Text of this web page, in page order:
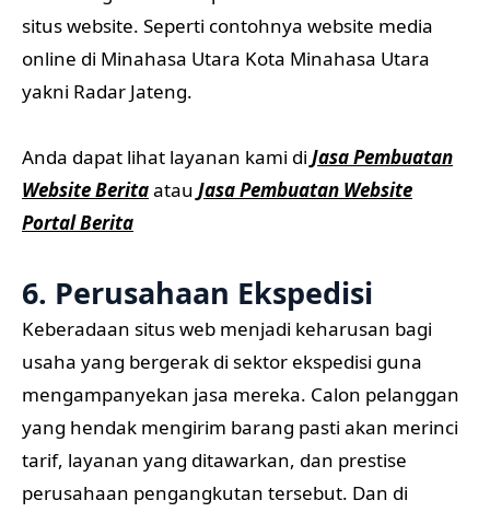
situs website. Seperti contohnya website media
online di Minahasa Utara Kota Minahasa Utara
yakni Radar Jateng.
Anda dapat lihat layanan kami di Jasa Pembuatan
Website Beritaatau Jasa Pembuatan Website
Portal Berita
6. Perusahaan Ekspedisi
Keberadaan situs web menjadi keharusan bagi
usaha yang bergerak di sektor ekspedisi guna
mengampanyekan jasa mereka. Calon pelanggan
yang hendak mengirim barang pasti akan merinci
tarif, layanan yang ditawarkan, dan prestise
perusahaan pengangkutan tersebut. Dan di